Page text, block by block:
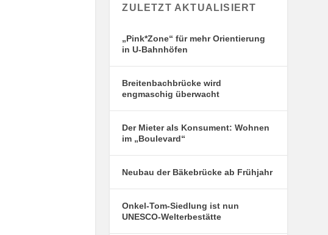
ZULETZT AKTUALISIERT
„Pink*Zone“ für mehr Orientierung
in U-Bahnhöfen
Breitenbachbrücke wird
engmaschig überwacht
Der Mieter als Konsument: Wohnen
im „Boulevard“
Neubau der Bäkebrücke ab Frühjahr
Onkel-Tom-Siedlung ist nun
UNESCO-Welterbestätte